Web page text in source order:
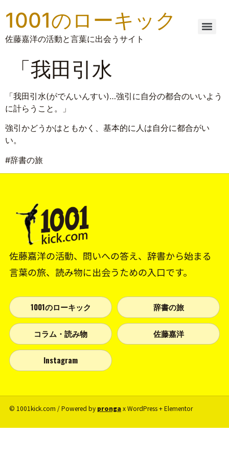
1001のローキック
佐藤嘉洋の活動と言葉に出会うサイト
「我田引水
「我田引水(がでんいんすい)…強引に自分の都合のいいよう
に計らうこと。」
強引かどうかはともかく、基本的に人は自分に都合がい
い。
#辞書の旅
佐藤嘉洋の活動、問いへの答え、辞書から始まる
言葉の旅、読み物に出会うための入口です。
1001のローキック 辞書の旅
コラム・読み物 佐藤嘉洋
Instagram
© 1001kick.com / Powered by prongax WordPress + Elementor